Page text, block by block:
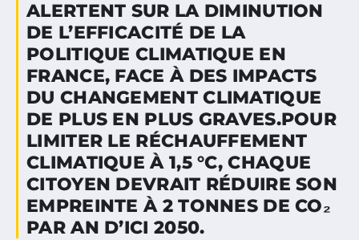
ALERTENT SUR LA DIMINUTION
DE L’EFFICACITÉ DE LA
POLITIQUE CLIMATIQUE EN
FRANCE, FACE À DES IMPACTS
DU CHANGEMENT CLIMATIQUE
DE PLUS EN PLUS GRAVES.POUR
LIMITER LE RÉCHAUFFEMENT
CLIMATIQUE À 1,5 °C, CHAQUE
CITOYEN DEVRAIT RÉDUIRE SON
EMPREINTE À 2 TONNES DE CO₂
PAR AN D’ICI 2050.